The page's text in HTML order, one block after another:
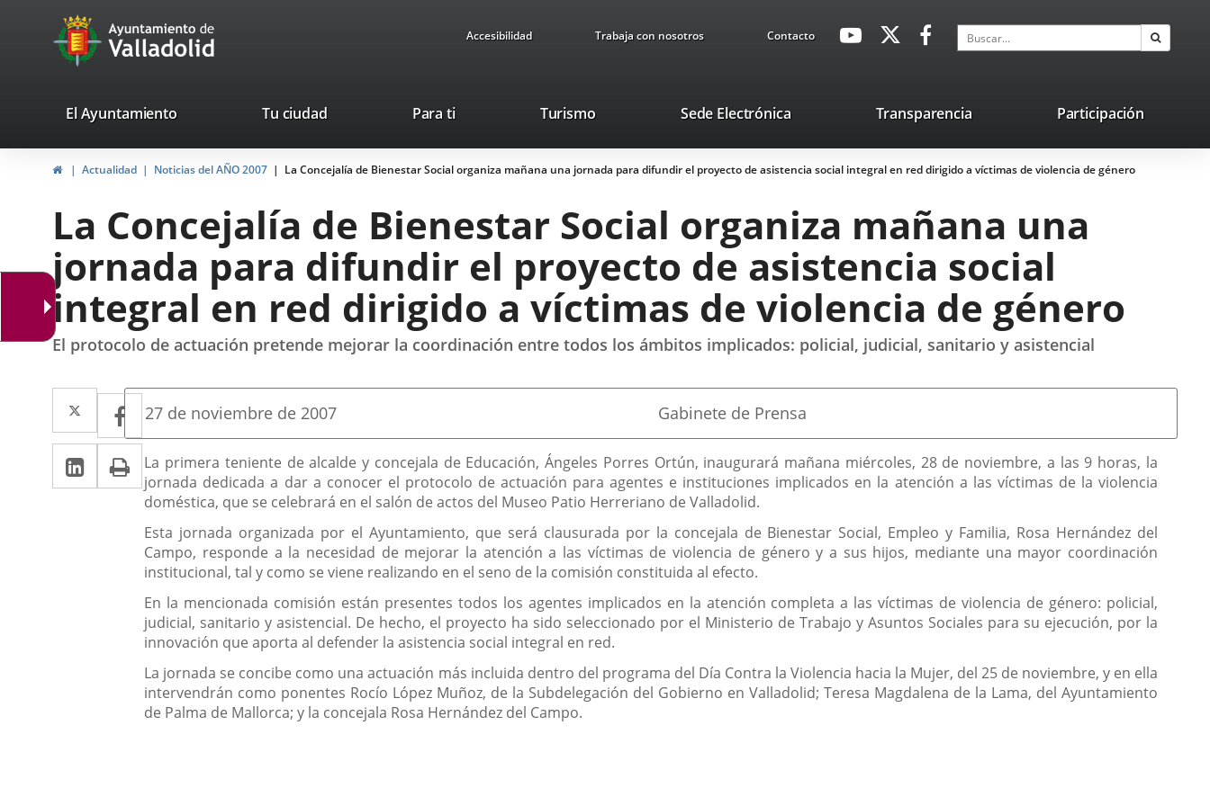
Portal
Web
Ayuntamiento
de
Accesibilidad Trabaja con nosotros ContactoavaHeaderSocial
Enlace
externa.
Enlace
aplicación
externa.
Enlace
aplicación
externa.
Buscar
valladolid.es
El Ayuntamiento Tu ciudad Para ti TurismoEste
se
abrirá
ventana
Sede ElectrónicaEnlace
una
aplicación
Transparencia Participación
InicioActualidad Noticias del AÑO 2007 La Concejalía de Bienestar Social organiza mañana una jornada para difundir el proyecto de asistencia social integral en red dirigido a víctimas de violencia de género
La Concejalía de Bienestar Social organiza mañana una
jornada para difundir el proyecto de asistencia social
integral en red dirigido a víctimas de violencia de género
El protocolo de actuación pretende mejorar la coordinación entre todos los ámbitos implicados: policial, judicial, sanitario y asistencial
Twitter
Enlace
a
una
aplicación
externa.
Facebook
Enlace
a
una
aplicación
externa.
LinkedIn
Enlace
a
aplicación
externa.
Imprimir
Fecha
la
noticia
27 de noviembre de 2007 Fuente
la
noticia
Gabinete de Prensa
Descripción
La primera teniente de alcalde y concejala de Educación, Ángeles Porres Ortún, inaugurará mañana miércoles, 28 de noviembre, a las 9 horas, la
jornada dedicada a dar a conocer el protocolo de actuación para agentes e instituciones implicados en la atención a las víctimas de la violencia
doméstica, que se celebrará en el salón de actos del Museo Patio Herreriano de Valladolid.
Esta jornada organizada por el Ayuntamiento, que será clausurada por la concejala de Bienestar Social, Empleo y Familia, Rosa Hernández del
Campo, responde a la necesidad de mejorar la atención a las víctimas de violencia de género y a sus hijos, mediante una mayor coordinación
institucional, tal y como se viene realizando en el seno de la comisión constituida al efecto.
En la mencionada comisión están presentes todos los agentes implicados en la atención completa a las víctimas de violencia de género: policial,
judicial, sanitario y asistencial. De hecho, el proyecto ha sido seleccionado por el Ministerio de Trabajo y Asuntos Sociales para su ejecución, por la
innovación que aporta al defender la asistencia social integral en red.
La jornada se concibe como una actuación más incluida dentro del programa del Día Contra la Violencia hacia la Mujer, del 25 de noviembre, y en ella
intervendrán como ponentes Rocío López Muñoz, de la Subdelegación del Gobierno en Valladolid; Teresa Magdalena de la Lama, del Ayuntamiento
de Palma de Mallorca; y la concejala Rosa Hernández del Campo.